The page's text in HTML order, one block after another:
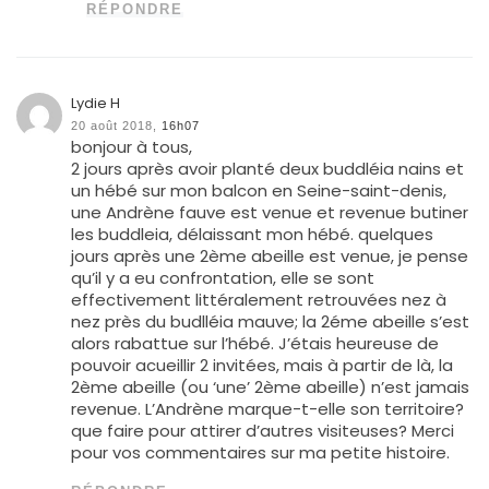
RÉPONDRE
Lydie H
20 août 2018, 16h07
bonjour à tous,
2 jours après avoir planté deux buddléia nains et
un hébé sur mon balcon en Seine-saint-denis,
une Andrène fauve est venue et revenue butiner
les buddleia, délaissant mon hébé. quelques
jours après une 2ème abeille est venue, je pense
qu’il y a eu confrontation, elle se sont
effectivement littéralement retrouvées nez à
nez près du budlléia mauve; la 2éme abeille s’est
alors rabattue sur l’hébé. J’étais heureuse de
pouvoir acueillir 2 invitées, mais à partir de là, la
2ème abeille (ou ‘une’ 2ème abeille) n’est jamais
revenue. L’Andrène marque-t-elle son territoire?
que faire pour attirer d’autres visiteuses? Merci
pour vos commentaires sur ma petite histoire.